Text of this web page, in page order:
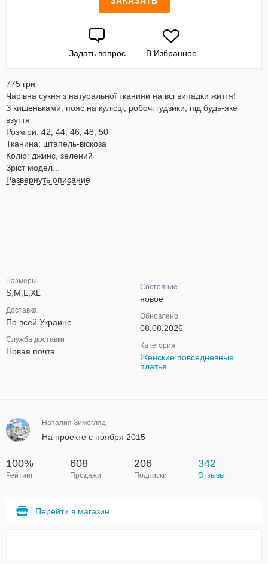
Задать вопрос В Избранное
775 грн
Чарівна сукня з натуральної тканини на всі випадки життя!
З кишеньками, пояс на кулісці, робочі гудзики, під будь-яке
взуття
Розміри: 42, 44, 46, 48, 50
Тканина: штапель-віскоза
Колір: джинс, зелений
Зріст модел...
Развернуть описание
Размеры
S,M,L,XL
Доставка
По всей Украине
Служба доставки
Новая почта
Состояние
новое
Обновлено
08.08.2026
Категория
Женские повседневные
платья
Наталия Зимогляд
На проекте с ноября 2015
100%
Рейтинг
608
Продажи
206
Подписки
342
Отзывы
Перейти в магазин